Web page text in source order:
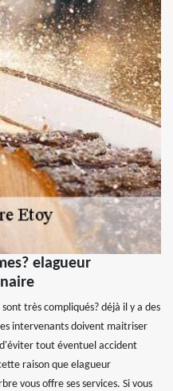
elagueur
très compliqués? déjà il y a des
intervenants doivent maitriser
tout éventuel accident
raison que elagueur
vous offre ses services. Si vous